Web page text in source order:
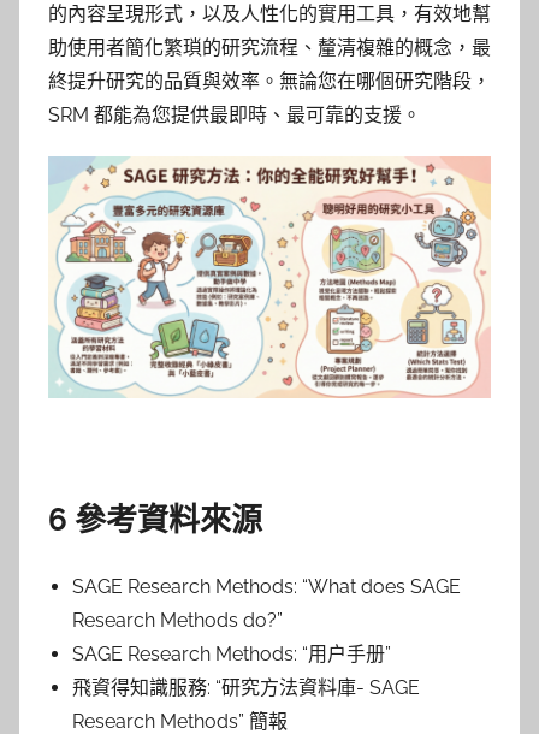
的內容呈現形式，以及人性化的實用工具，有效地幫
助使用者簡化繁瑣的研究流程、釐清複雜的概念，最
終提升研究的品質與效率。無論您在哪個研究階段，
SRM 都能為您提供最即時、最可靠的支援。
6 參考資料來源
SAGE Research Methods: “What does SAGE
Research Methods do?”
SAGE Research Methods: “用户手册”
飛資得知識服務: “研究方法資料庫- SAGE
Research Methods” 簡報